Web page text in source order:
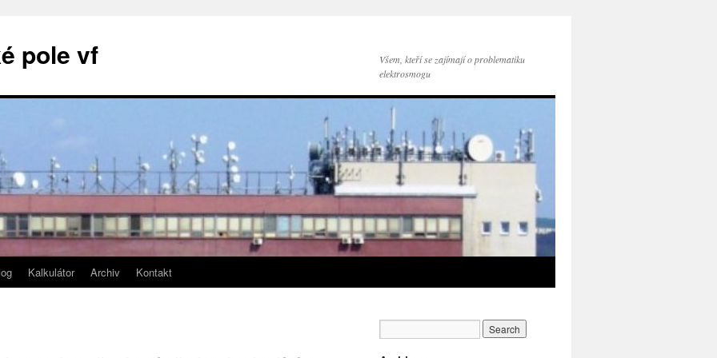
pole vf
Všem, kteří se zajímají o problematiku
elektrosmogu
Kalkulátor Archiv Kontakt